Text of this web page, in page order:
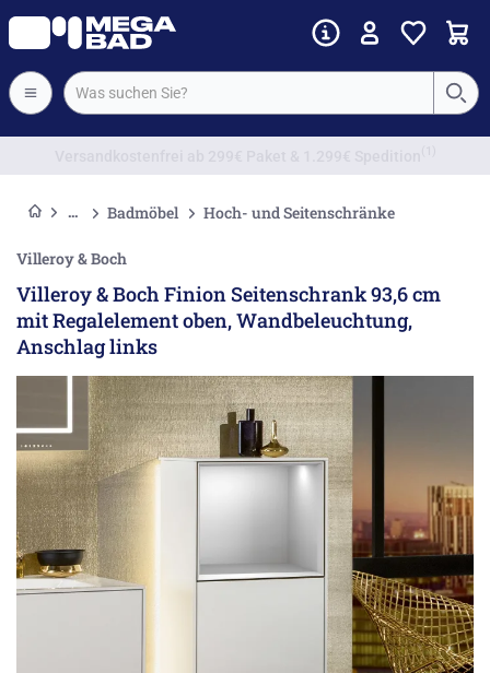
Badmöbel Hoch- und Seitenschränke
Villeroy & Boch
Villeroy & Boch Finion Seitenschrank 93,6 cm
mit Regalelement oben, Wandbeleuchtung,
Anschlag links